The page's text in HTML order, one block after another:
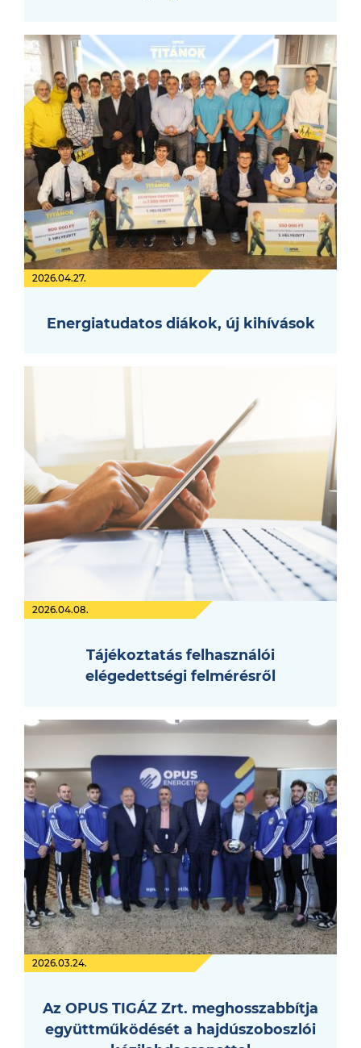
2026.04.27.
Energiatudatos diákok, új kihívások
2026.04.08.
Tájékoztatás felhasználói
elégedettségi felmérésről
2026.03.24.
Az OPUS TIGÁZ Zrt. meghosszabbítja
együttműködését a hajdúszoboszlói